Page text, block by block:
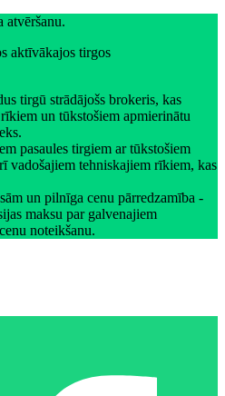
atvēršanu.
aktīvākajos tirgos
tirgū strādājošs brokeris, kas
un tūkstošiem apmierinātu
pasaules tirgiem ar tūkstošiem
vadošajiem tehniskajiem rīkiem, kas
un pilnīga cenu pārredzamība -
maksu par galvenajiem
noteikšanu.